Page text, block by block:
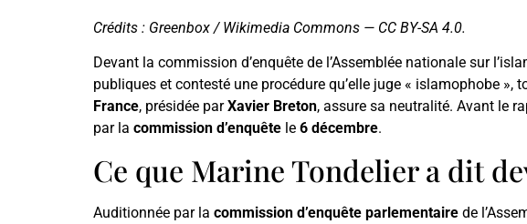
Crédits : Greenbox / Wikimedia Commons — CC BY-SA 4.0.
Devant la commission d’enquête de l’Assemblée nationale sur
publiques et contesté une procédure qu’elle juge « islamophobe
France, présidée parXavier Breton, assure sa neutralité. Avant le
par la commission d’enquête le 6 décembre.
Ce que Marine Tondelier a dit
Auditionnée par la commission d’enquête parlementaire de